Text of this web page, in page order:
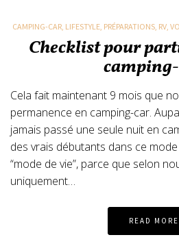
CAMPING-CAR, LIFESTYLE, PRÉPARATIONS, RV,
Checklist pour
Cela fait maintenant 9 mois que
permanence en camping-car.
jamais passé une seule nuit en
des vrais débutants dans ce
“mode de vie”, parce que selon
uniquement…
READ MORE